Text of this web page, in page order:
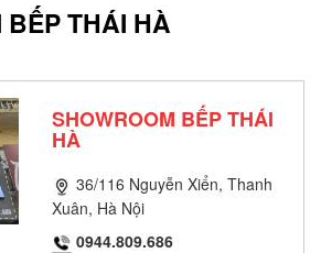
THÁI HÀ
SHOWROOM BẾP THÁI
HÀ
36/116 Nguyễn Xiển, Thanh
Xuân, Hà Nội
0944.809.686